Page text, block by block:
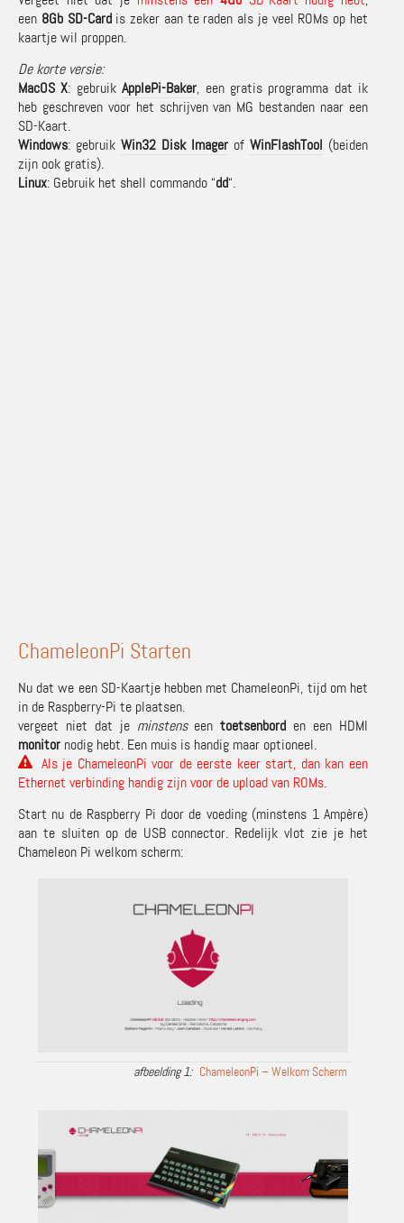
een 8Gb SD-Card is zeker aan te raden als je veel ROMs op het
kaartje wil proppen.
De korte versie:
MacOS X: gebruikApplePi-Baker, een gratis programma dat ik
heb geschreven voor het schrijven van MG bestanden naar een
SD-Kaart.
Windows: gebruik Win32 Disk Imager of WinFlashTool (beiden
zijn ook gratis).
Linux: Gebruik het shell commando “dd“.
ChameleonPi Starten
Nu dat we een SD-Kaartje hebben met ChameleonPi, tijd om het
in de Raspberry-Pi te plaatsen.
vergeet niet dat je minstenseentoetsenbord en een HDMI
monitor nodig hebt. Een muis is handig maar optioneel.
Als je ChameleonPi voor de eerste keer start, dan kan een
Ethernet verbinding handig zijn voor de upload van ROMs.
Start nu de Raspberry Pi door de voeding (minstens 1 Ampère)
aan te sluiten op de USB connector. Redelijk vlot zie je het
Chameleon Pi welkom scherm:
ChameleonPi – Welkom Scherm